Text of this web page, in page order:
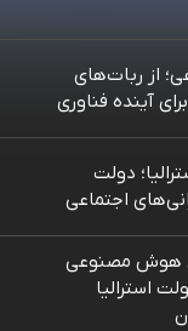
از ربات‌های
آینده فناوری
دولت
اجتماعی
هوش مصنوعی
استرالیا